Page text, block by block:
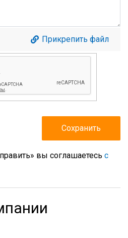
Прикрепить файл
вы соглашаетесь с